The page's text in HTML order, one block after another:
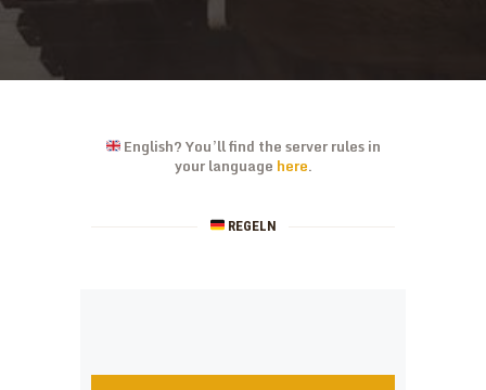
English? You’ll find the server rules in
your language here.
REGELN